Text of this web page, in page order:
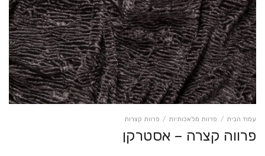
עמוד הבית / פרוות מלאכותיות / פרוות קצרות
פרווה קצרה – אסטרקן